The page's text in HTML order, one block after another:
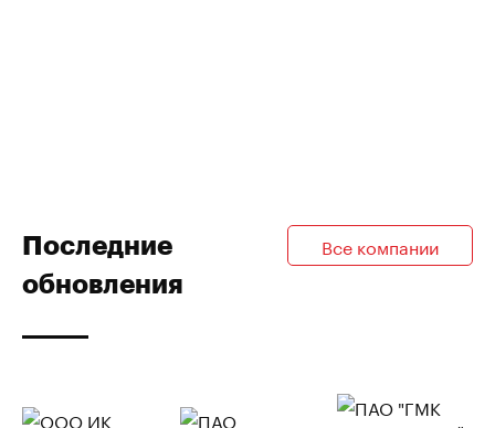
Последние
обновления
Все компании